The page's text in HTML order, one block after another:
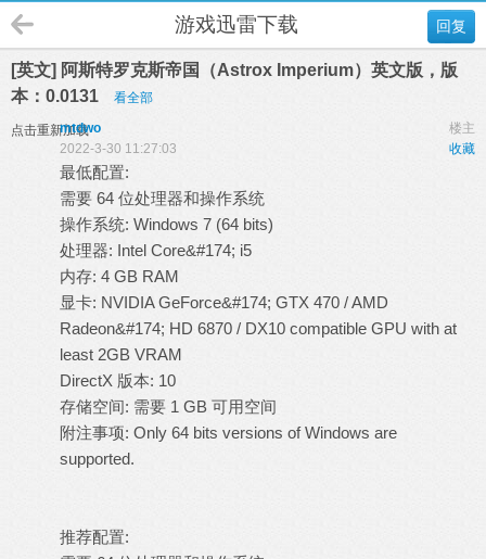
回复
游戏迅雷下载
[英文] 阿斯特罗克斯帝国（Astrox Imperium）英文版，版
本：0.0131
看全部
点击重新加载 楼主
mtdwo
收藏
2022-3-30 11:27:03
最低配置:
需要 64 位处理器和操作系统
操作系统: Windows 7 (64 bits)
处理器: Intel Core&#174; i5
内存: 4 GB RAM
显卡: NVIDIA GeForce&#174; GTX 470 / AMD
Radeon&#174; HD 6870 / DX10 compatible GPU with at
least 2GB VRAM
DirectX 版本: 10
存储空间: 需要 1 GB 可用空间
附注事项: Only 64 bits versions of Windows are
supported.
推荐配置: